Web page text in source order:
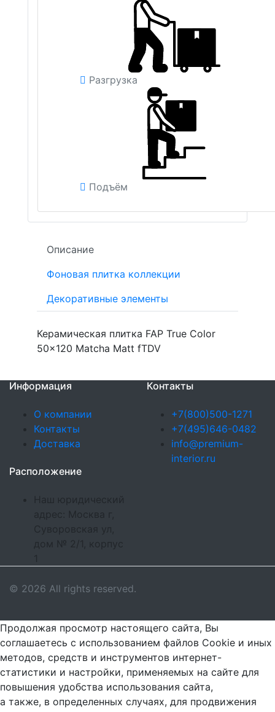
Разгрузка
Подъём
Описание
Фоновая плитка коллекции
Декоративные элементы
Керамическая плитка FAP True Color
50x120 Matcha Matt fTDV
Информация
О компании
Контакты
Доставка
Контакты
+7(800)500-1271
+7(495)646-0482
info@premium-
interior.ru
Расположение
Наш юридический
адрес: Москва г,
Суворовская ул,
дом № 2/1, корпус
© 2026 All rights reserved.
Продолжая просмотр настоящего сайта, Вы
соглашаетесь с использованием файлов Cookie и иных
методов, средств и инструментов интернет-
статистики и настройки, применяемых на сайте для
повышения удобства использования сайта,
а также, в определенных случаях, для продвижения